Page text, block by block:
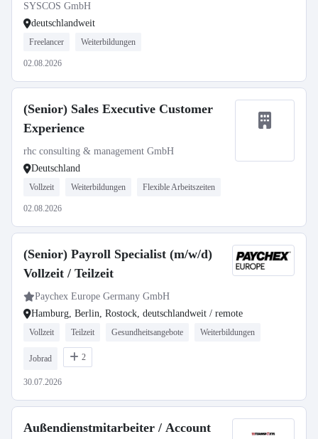
SYSCOS GmbH
deutschlandweit
Freelancer Weiterbildungen
02.08.2026
(Senior) Sales Executive Customer
Experience
rhc consulting & management GmbH
Deutschland
Vollzeit Weiterbildungen Flexible Arbeitszeiten
02.08.2026
(Senior) Payroll Specialist (m/w/d)
Vollzeit / Teilzeit
Paychex Europe Germany GmbH
Hamburg, Berlin, Rostock, deutschlandweit / remote
Vollzeit Teilzeit Gesundheitsangebote Weiterbildungen
Jobrad 2
30.07.2026
Außendienstmitarbeiter / Account